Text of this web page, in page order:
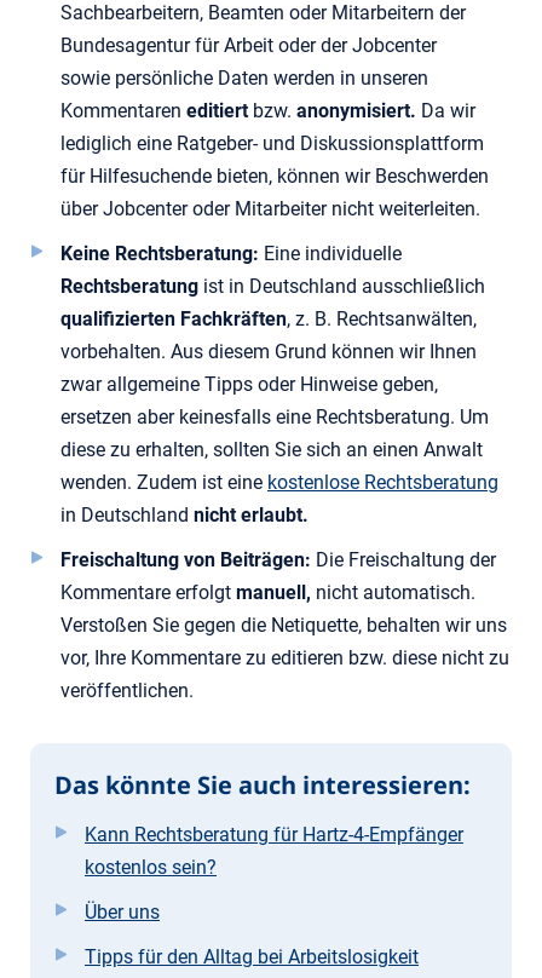
Sachbearbeitern, Beamten oder Mitarbeitern der
Bundesagentur für Arbeit oder der Jobcenter
sowie persönliche Daten werden in unseren
Kommentaren editiertbzw. anonymisiert. Da wir
lediglich eine Ratgeber- und Diskussionsplattform
für Hilfesuchende bieten, können wir Beschwerden
über Jobcenter oder Mitarbeiter nicht weiterleiten.
Keine Rechtsberatung: Eine individuelle
Rechtsberatung ist in Deutschland ausschließlich
qualifizierten Fachkräften, z. B. Rechtsanwälten,
vorbehalten. Aus diesem Grund können wir Ihnen
zwar allgemeine Tipps oder Hinweise geben,
ersetzen aber keinesfalls eine Rechtsberatung. Um
diese zu erhalten, sollten Sie sich an einen Anwalt
wenden. Zudem ist eine kostenlose Rechtsberatung
in Deutschland nicht erlaubt.
Freischaltung von Beiträgen: Die Freischaltung der
Kommentare erfolgt manuell, nicht automatisch.
Verstoßen Sie gegen die Netiquette, behalten wir uns
vor, Ihre Kommentare zu editieren bzw. diese nicht zu
veröffentlichen.
Das könnte Sie auch interessieren:
Kann Rechtsberatung für Hartz-4-Empfänger
kostenlos sein?
Über uns
Tipps für den Alltag bei Arbeitslosigkeit